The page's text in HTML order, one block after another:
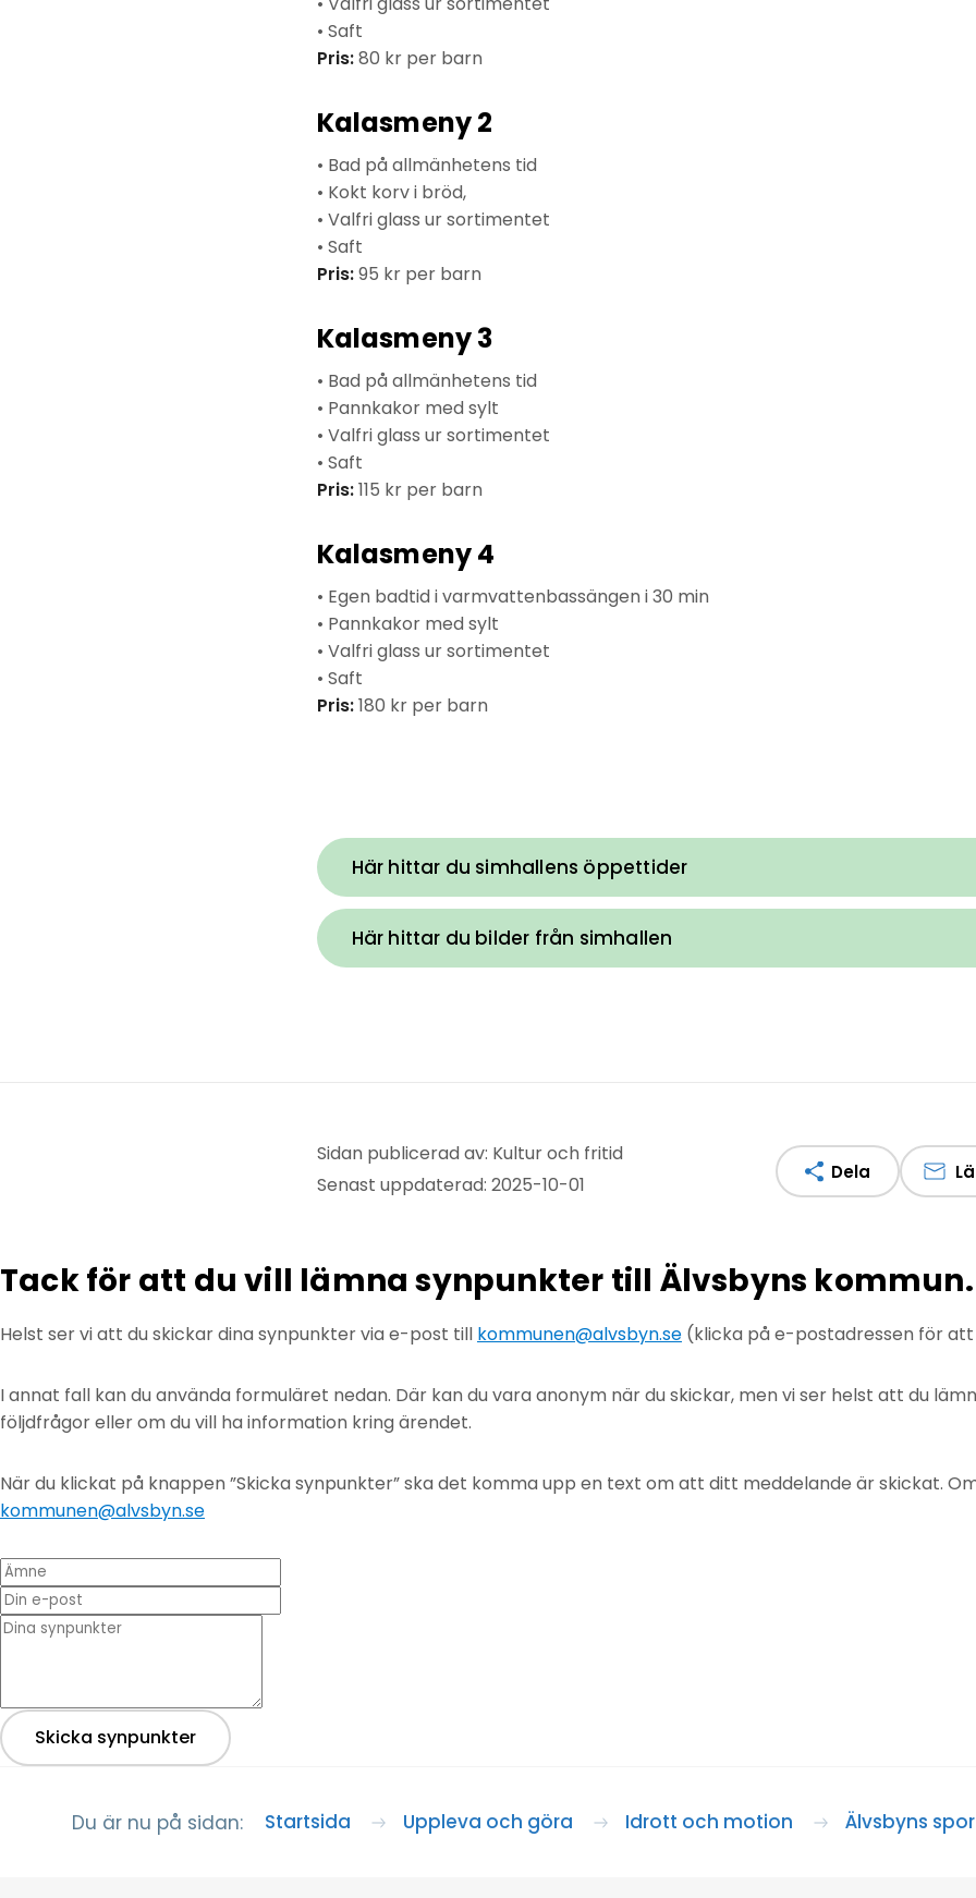
• Saft
Pris:80 kr per barn
Kalasmeny 2
• Bad på allmänhetens tid
• Kokt korv i bröd,
• Valfri glass ur sortimentet
• Saft
Pris:95 kr per barn
Kalasmeny 3
• Bad på allmänhetens tid
• Pannkakor med sylt
• Valfri glass ur sortimentet
• Saft
Pris:115 kr per barn
Kalasmeny 4
• Egen badtid i varmvattenbassängen i 30 min
• Pannkakor med sylt
• Valfri glass ur sortimentet
• Saft
Pris:180 kr per barn
Här hittar du simhallens öppettider
Här hittar du bilder från simhallen
Sidan publicerad av: Kultur och fritid
Senast uppdaterad: 2025-10-01
Dela
Tack för att du vill lämna synpunkter till Älvsbyns kommun.
Helst ser vi att du skickar dina synpunkter via e-post till kommunen@alvsbyn.se (klicka på e-postadressen för
I annat fall kan du använda formuläret nedan. Där kan du vara anonym när du skickar, men vi ser helst att du
följdfrågor eller om du vill ha information kring ärendet.
När du klickat på knappen ”Skicka synpunkter” ska det komma upp en text om att ditt meddelande är skickat.
kommunen@alvsbyn.se
Ämne
Din e-post
* Dina synpunkter
Skicka synpunkter
Du är nu på sidan: Startsida Uppleva och göra Idrott och motion Älvsbyns